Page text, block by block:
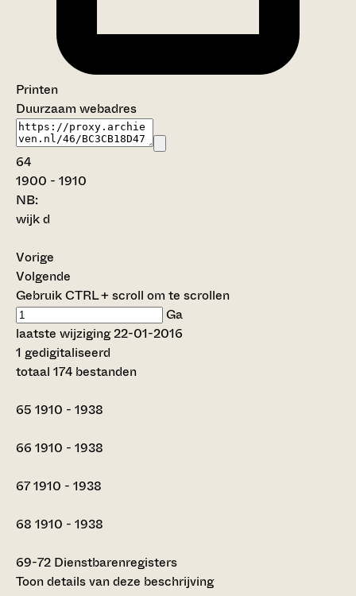
Printen
Duurzaam webadres
64
1900 - 1910
NB:
wijk d
Vorige
Volgende
Gebruik CTRL + scroll om te scrollen
Ga
laatste wijziging 22-01-2016
1 gedigitaliseerd
totaal 174 bestanden
65 1910 - 1938
66 1910 - 1938
671910 - 1938
68 1910 - 1938
69-72 Dienstbarenregisters
Toon details van deze beschrijving